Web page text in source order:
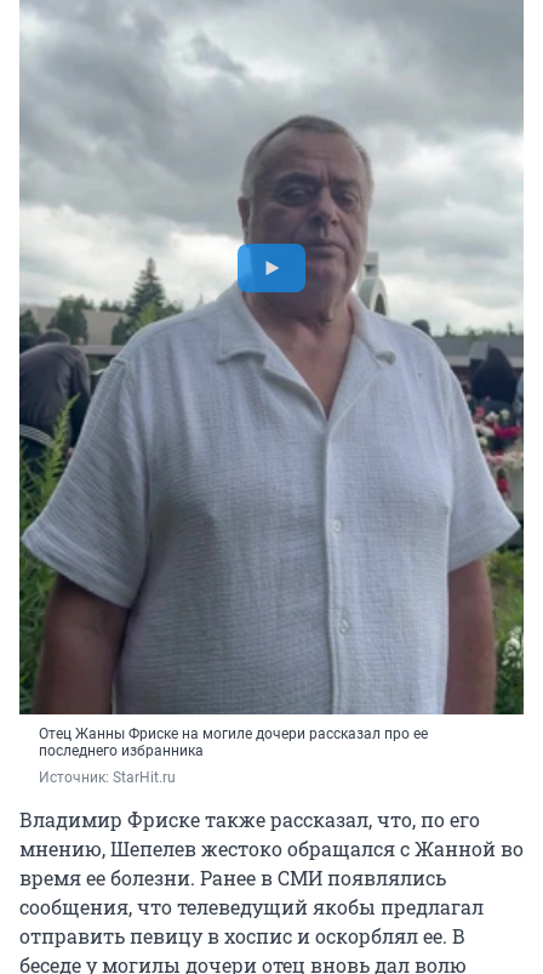
Отец Жанны Фриске на могиле дочери рассказал про ее
последнего избранника
Источник: StarHit.ru
Владимир Фриске также рассказал, что, по его
мнению, Шепелев жестоко обращался с Жанной во
время ее болезни. Ранее в СМИ появлялись
сообщения, что телеведущий якобы предлагал
отправить певицу в хоспис и оскорблял ее. В
беседе у могилы дочери отец вновь дал волю